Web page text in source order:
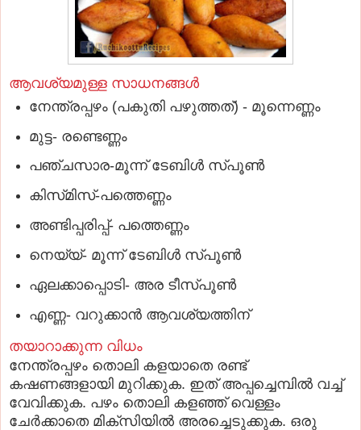
ആവശ്യമുള്ള സാധനങ്ങള്‍
നേന്ത്രപ്പഴം (പകുതി പഴുത്തത്‌) - മൂന്നെണ്ണം
മുട്ട- രണ്ടെണ്ണം
പഞ്ചസാര-മൂന്ന്‌ ടേബിള്‍ സ്‌പൂണ്‍
കിസ്‌മിസ്‌-പത്തെണ്ണം
അണ്ടിപ്പരിപ്പ്‌- പത്തെണ്ണം
നെയ്യ്‌- മൂന്ന്‌ ടേബിള്‍ സ്‌പൂണ്‍
ഏലക്കാപ്പൊടി- അര ടീസ്‌പൂണ്‍
എണ്ണ- വറുക്കാന്‍ ആവശ്യത്തിന്‌
തയാറാക്കുന്ന വിധം
നേന്ത്രപ്പഴം തൊലി കളയാതെ രണ്ട്‌
കഷണങ്ങളായി മുറിക്കുക. ഇത്‌ അപ്പച്ചെമ്പില്‍ വച്ച്‌
വേവിക്കുക. പഴം തൊലി കളഞ്ഞ്‌ വെള്ളം
ചേര്‍ക്കാതെ മിക്‌സിയില്‍ അരച്ചെടുക്കുക. ഒരു